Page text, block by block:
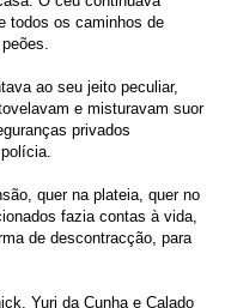
todos os caminhos de
ao seu jeito peculiar,
e misturavam suor
privados
quer na plateia, quer no
fazia contas à vida,
de descontracção, para
Yuri da Cunha e Calado